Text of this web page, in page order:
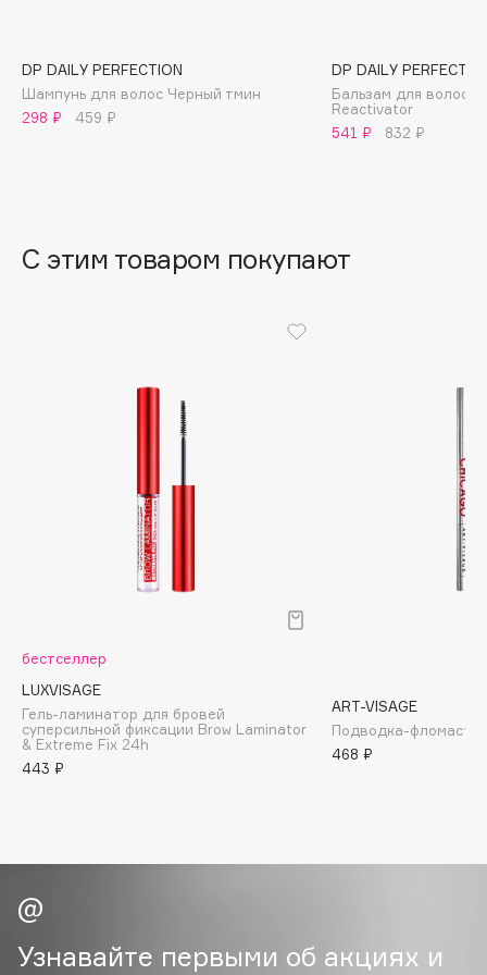
Baffy
Balmain Hair Couture
Beauty Bomb
BOOMSHOP
BORK
Brunello Cucinelli
DP DAILY PERFECTION
Шампунь для волос Черный тмин
298 ₽
459 ₽
DP DAILY
Бальзам для волос
Reactivator
541 ₽
832 ₽
С этим товаром покупают
бестселлер
LUXVISAGE
Гель-ламинатор для бровей
суперсильной фиксации Brow Laminator
& Extreme Fix 24h
443 ₽
ART-VISAGE
Подводка-
468 ₽
Узнавайте первыми об акциях и